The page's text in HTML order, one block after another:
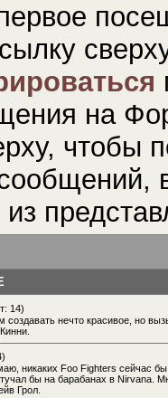
на
чтобы
из
14)
создавать нечто красивое, но
никаких Foo Fighters сейчас
бы на барабанах в Nirvana.
Грол.